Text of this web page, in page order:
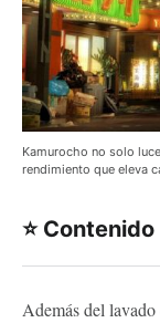
Kamurocho no solo
rendimiento que eleva
⭐
Además del